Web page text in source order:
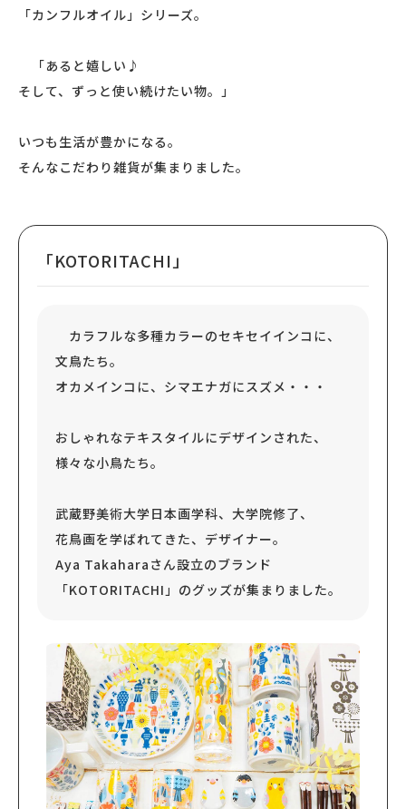
「カンフルオイル」シリーズ。
「あると嬉しい♪
そして、ずっと使い続けたい物。」
いつも生活が豊かになる。
そんなこだわり雑貨が集まりました。
「KOTORITACHI」
カラフルな多種カラーのセキセイインコに、
文鳥たち。
オカメインコに、シマエナガにスズメ・・・
おしゃれなテキスタイルにデザインされた、
様々な小鳥たち。
武蔵野美術大学日本画学科、大学院修了、
花鳥画を学ばれてきた、デザイナー。
Aya Takaharaさん設立のブランド
「KOTORITACHI」のグッズが集まりました。